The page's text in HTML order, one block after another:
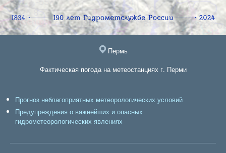
Пермь
Фактическая погода на метеостанциях г. Перми
Прогноз неблагоприятных метеорологических условий
Предупреждения о важнейших и опасных
гидрометеорологических явлениях